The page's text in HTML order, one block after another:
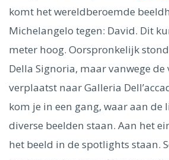
komt het wereldberoemde
Michelangelo tegen: David. Dit
meter hoog. Oorspronkelijk
Della Signoria, maar vanwege
verplaatst naar Galleria
kom je in een gang, waar aan de
diverse beelden staan. Aan het
het beeld in de spotlights staan.